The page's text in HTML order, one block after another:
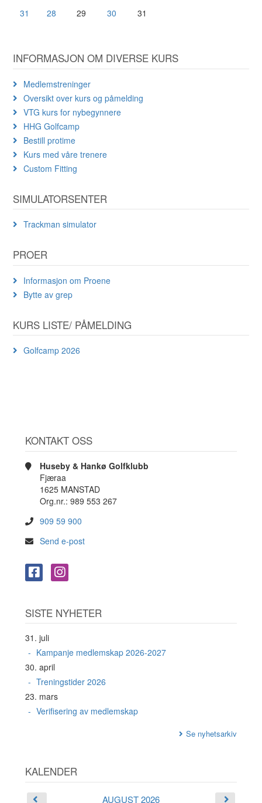
31 28 29 30 31
INFORMASJON OM DIVERSE KURS
Medlemstreninger
Oversikt over kurs og påmelding
VTG kurs for nybegynnere
HHG Golfcamp
Bestill protime
Kurs med våre trenere
Custom Fitting
SIMULATORSENTER
Trackman simulator
PROER
Informasjon om Proene
Bytte av grep
KURS LISTE/ PÅMELDING
Golfcamp 2026
KONTAKT OSS
Huseby & Hankø Golfklubb
Fjæraa
1625 MANSTAD
Org.nr.: 989 553 267
909 59 900
Send e-post
SISTE NYHETER
31. juli
Kampanje medlemskap 2026-2027
30. april
Treningstider 2026
23. mars
Verifisering av medlemskap
Se nyhetsarkiv
KALENDER
AUGUST 2026